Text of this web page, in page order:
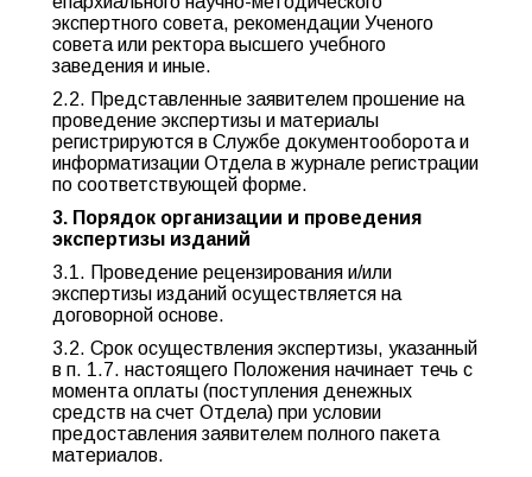
экспертного совета, рекомендации Ученого
совета или ректора высшего учебного
заведения и иные.
2.2. Представленные заявителем прошение на
проведение экспертизы и материалы
регистрируются в Службе документооборота и
информатизации Отдела в журнале регистрации
по соответствующей форме.
3. Порядок организации и проведения
экспертизы изданий
3.1. Проведение рецензирования и/или
экспертизы изданий осуществляется на
договорной основе.
3.2. Срок осуществления экспертизы, указанный
в п. 1.7. настоящего Положения начинает течь с
момента оплаты (поступления денежных
средств на счет Отдела) при условии
предоставления заявителем полного пакета
материалов.